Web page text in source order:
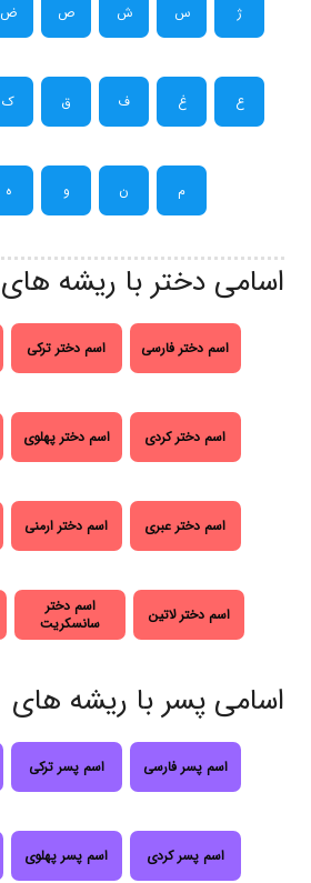
ژ س ش ص ض
ع غ ف ق ک
م ن و ه
اسامی دختر با ریشه های
اسم دختر فارسی اسم دختر ترکی
اسم دختر کردی اسم دختر پهلوی
اسم دختر عبری اسم دختر ارمنی
اسم دختر لاتین
اسم دختر
سانسکریت
اسامی پسر با ریشه های
اسم پسر فارسی اسم پسر ترکی
اسم پسر کردی اسم پسر پهلوی